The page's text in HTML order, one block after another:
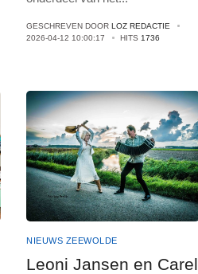
GESCHREVEN DOORLOZ REDACTIE
2026-04-12 10:00:17
HITS1736
NIEUWS ZEEWOLDE
Leoni Jansen en Carel